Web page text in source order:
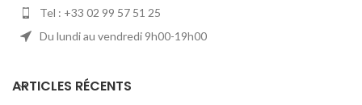
Tel : +33 02 99 57 51 25
Du lundi au vendredi 9h00-19h00
ARTICLES RÉCENTS